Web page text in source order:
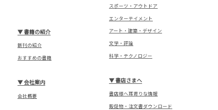
スポーツ・アウトドア
エンターテイメント
アート・建築・デザイン
文学・評論
科学・テクノロジー
▼書籍の紹介
新刊の紹介
おすすめの書籍
▼書店さまへ
書店様へ耳寄りな情報
販促物・注文書ダウンロード
▼会社案内
会社概要